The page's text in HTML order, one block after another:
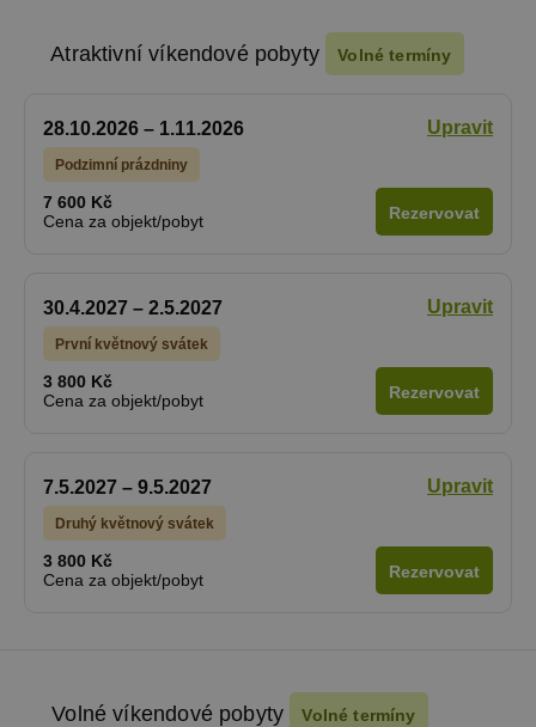
Atraktivní víkendové pobyty Volné termíny
28.10.2026 – 1.11.2026 Upravit
Podzimní prázdniny
7 600 Kč
Cena za objekt/pobyt
Rezervovat
30.4.2027 – 2.5.2027 Upravit
První květnový svátek
3 800 Kč
Cena za objekt/pobyt
Rezervovat
7.5.2027 – 9.5.2027 Upravit
Druhý květnový svátek
3 800 Kč
Cena za objekt/pobyt
Rezervovat
Volné víkendové pobyty Volné termíny